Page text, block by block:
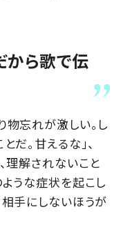
から歌で伝
忘れが激しい。し
だ。甘えるな」、
理解されないこと
うな症状を起こし
手にしないほうが